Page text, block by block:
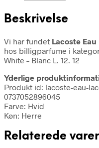
Beskrivelse
Vi har fundet Lacoste
hos billigparfume i
White – Blanc L. 12. 12
Yderlige
Produkt id: lacoste-eau-
0737052896045
Farve: Hvid
Køn: Herre
Relaterede varer